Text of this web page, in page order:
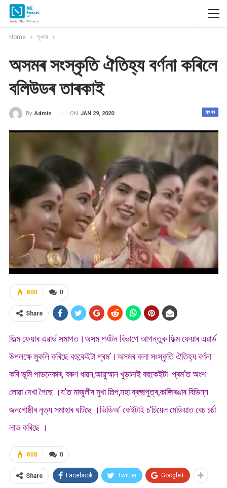
Home সুখবৰ
অসমৰ সংস্কৃতি ঐতিহ্য বৰ্ণনা কৰিলে
বলিউডৰ তাৰকাই
সুখবৰ
By Admin ON JAN 29, 2020
0
608
Share
ফিল্ম ফেয়াৰ এৱাৰ্ড সমাগত।অসম পৰ্যটন বিভাগে আগন্তুক ফিল্ম ফেয়াৰ এৱাৰ্ড
উপলক্ষে মুকলি কৰিছে বহুকেইটা প্ৰম’।অসমৰ কলা সংস্কৃতি ঐতিহ্য বৰ্ণনা
কৰি ভূমি পাডনেকাৰ, বৰুণ ধাৱন,আয়ুস্মান খুড়ানাই বহুকেইটা প্ৰম’ত অংশ
লোৱা দেখা গৈছে ।য’ত মাজুলীৰ মুখা লিল্প,মহা ব্ৰক্ষ্মপুত্ৰ,কাজিৰঙাৰ বিভিন্ন
জনগোষ্ঠীৰ নৃত্য সমাহাৰ ঘটিছে ।ভিডিঅ’ কেইটাই চ’চিয়েল মেডিয়াত বেচ চৰ্চা
লাভ কৰিছে ।
0
608
Share Facebook Twitter Google+